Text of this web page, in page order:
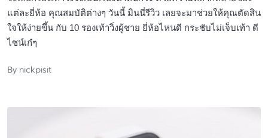
แต่ละยี่ห้อ คุณสมบัติต่างๆ วันนี้ มินนี่รีวิว เลยจะมาช่วยให้คุณตัดสิน
ใจให้ง่ายขึ้น กับ 10 รองเท้าวิ่งผู้ชาย ยี่ห้อไหนดี กระชับไม่เจ็บเท้า ดี
ไซน์เก๋ๆ
Posted
By nickpisit